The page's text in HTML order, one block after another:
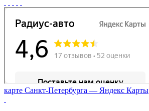
карте Санкт‑Петербурга — Яндекс Карты